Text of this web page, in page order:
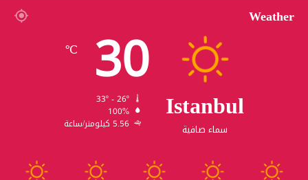
Weather
Istanbul
سماء صافية
30
℃
100%
5.56 كيلومتر/ساعة